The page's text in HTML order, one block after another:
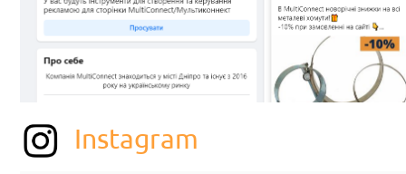
Instagram